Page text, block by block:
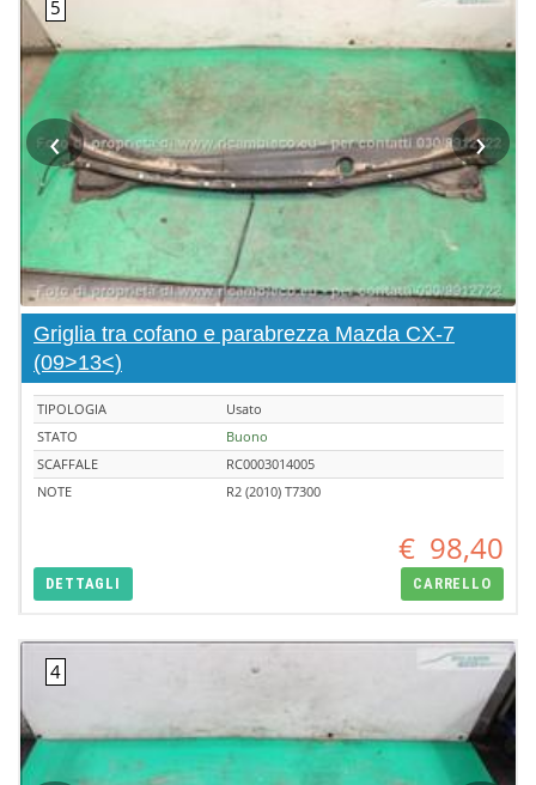
‹ ›
Griglia tra cofano e parabrezza Mazda CX-7
(09>13<)
TIPOLOGIA
Usato
STATO
Buono
SCAFFALE
RC0003014005
NOTE
R2 (2010) T7300
€ 98,40
DETTAGLI CARRELLO